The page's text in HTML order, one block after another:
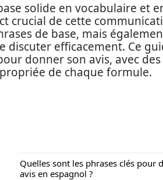
solide en vocabulaire et
crucial de cette
de base, mais
discuter efficacement. Ce
donner son avis, avec
de chaque formule.
Quelles sont les phrases clés pour
avis en espagnol ?